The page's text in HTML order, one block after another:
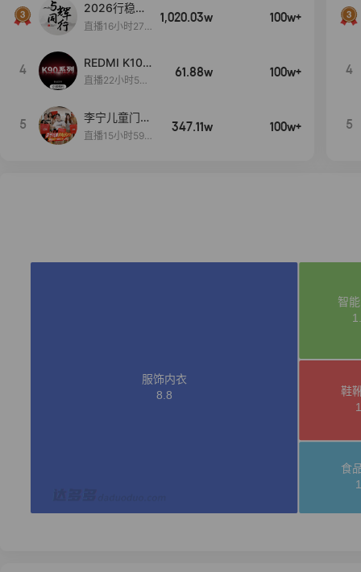
2026行稳致
远
直播16小时27
1,020.03w 100w+
4
REDMI K100
Pro系列新品
启！
直播22小时55
61.88w 100w+
5
李宁儿童门店
爆款赤兔8pr
直播15小时59
347.11w 100w+
4
5